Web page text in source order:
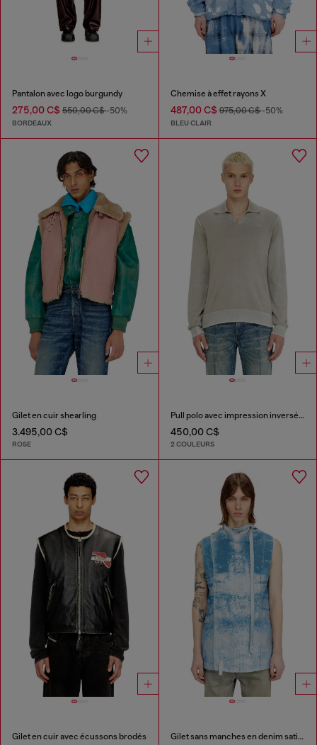
Pantalon avec logo burgundy
275,00 C$ 550,00 C$-50%
BORDEAUX
Chemise à effet rayons X
487,00 C$975,00 C$-50%
BLEU CLAIR
Gilet en cuir shearling
3.495,00 C$
ROSE
Pull polo avec impression inversée délavée
450,00 C$
2 COULEURS
Gilet en cuir avec écussons brodés Gilet sans manches en denim satin coloré